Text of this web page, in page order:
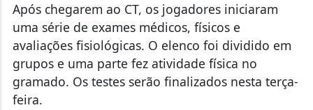
Após chegarem ao CT, os jogadores iniciaram
uma série de exames médicos, físicos e
avaliações fisiológicas. O elenco foi dividido em
grupos e uma parte fez atividade física no
gramado. Os testes serão finalizados nesta terça-
feira.